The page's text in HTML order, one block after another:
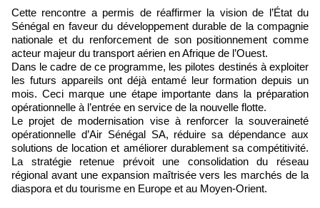
Cette rencontre a permis de réaffirmer la vision de l’État du
Sénégal en faveur du développement durable de la compagnie
nationale et du renforcement de son positionnement comme
acteur majeur du transport aérien en Afrique de l’Ouest.
Dans le cadre de ce programme, les pilotes destinés à exploiter
les futurs appareils ont déjà entamé leur formation depuis un
mois. Ceci marque une étape importante dans la préparation
opérationnelle à l’entrée en service de la nouvelle flotte.
Le projet de modernisation vise à renforcer la souveraineté
opérationnelle d’Air Sénégal SA, réduire sa dépendance aux
solutions de location et améliorer durablement sa compétitivité.
La stratégie retenue prévoit une consolidation du réseau
régional avant une expansion maîtrisée vers les marchés de la
diaspora et du tourisme en Europe et au Moyen-Orient.